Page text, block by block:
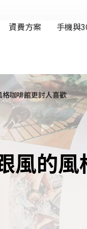
格咖啡館更討人喜歡
風的風